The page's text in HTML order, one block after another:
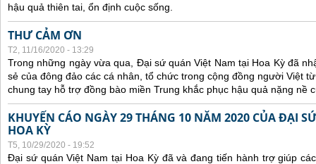
hậu quả thiên tai, ổn định cuộc sống.
THƯ CẢM ƠN
T2, 11/16/2020 - 13:29
Trong những ngày vừa qua, Đại sứ quán Việt Nam tại Hoa Kỳ đã
sẻ của đông đảo các cá nhân, tổ chức trong cộng đồng người Việt
chung tay hỗ trợ đồng bào miền Trung khắc phục hậu quả nặng nề
KHUYẾN CÁO NGÀY 29 THÁNG 10 NĂM 2020 CỦA ĐẠI
HOA KỲ
T5, 10/29/2020 - 19:52
Đại sứ quán Việt Nam tại Hoa Kỳ đã và đang tiến hành trợ giúp